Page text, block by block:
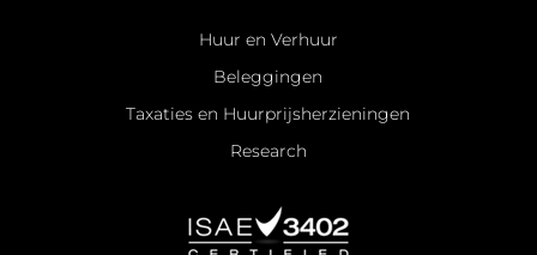
Huur en Verhuur
Beleggingen
Taxaties en Huurprijsherzieningen
Research